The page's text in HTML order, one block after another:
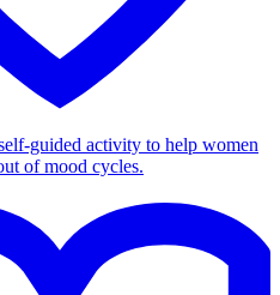
guided activity to help women
of mood cycles.